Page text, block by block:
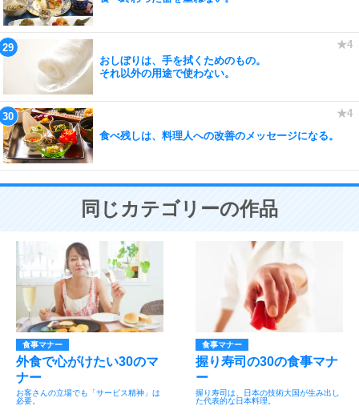
おしぼりは、手を拭くためのもの。
それ以外の用途で使わない。
食べ残しは、料理人への改善のメッセージになる。
同じカテゴリーの作品
食事マナー
外食で心がけたい30のマ
ナー
お客さんの立場でも「サービス精神」は
必要。
食事マナー
握り寿司の30の食事マナ
ー
握り寿司は、日本の技術大国が生み出し
た代表的な日本料理。